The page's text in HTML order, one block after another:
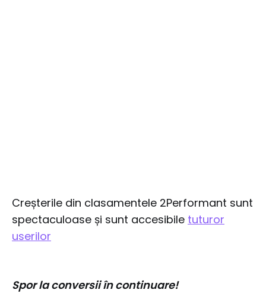
Creșterile din clasamentele 2Performant sunt
spectaculoase și sunt accesibile tuturor
userilor
Spor la conversii în continuare!